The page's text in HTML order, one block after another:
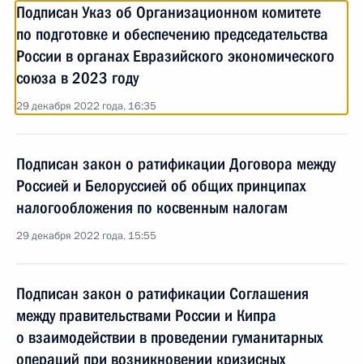
Подписан Указ об Организационном комитете
по подготовке и обеспечению председательства
России в органах Евразийского экономического
союза в 2023 году
29 декабря 2022 года, 16:35
Подписан закон о ратификации Договора между
Россией и Белоруссией об общих принципах
налогообложения по косвенным налогам
29 декабря 2022 года, 15:55
Подписан закон о ратификации Соглашения
между правительствами России и Кипра
о взаимодействии в проведении гуманитарных
операций при возникновении кризисных